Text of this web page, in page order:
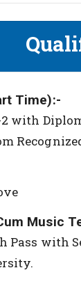
Time):-
with
Music
Pass with